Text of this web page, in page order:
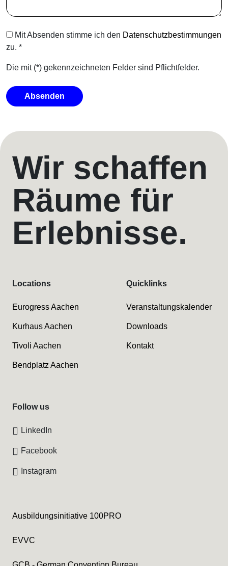
Mit Absenden stimme ich den Datenschutzbestimmungen
zu. *
Die mit (*) gekennzeichneten Felder sind Pflichtfelder.
Absenden
Wir schaffen
Räume für
Erlebnisse.
Ausbildungsinitiative 100PRO
EVVC
Locations
Eurogress Aachen
Kurhaus Aachen
Tivoli Aachen
Bendplatz Aachen
Quicklinks
Veranstaltungskalender
Downloads
Kontakt
Follow us
LinkedIn
Facebook
Instagram